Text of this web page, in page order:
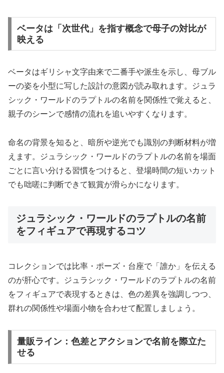
ベータは「次世代」を指す概念で母子の対比が
映える
ベータはギリシャ文字由来で二番手や派生を示し、母ブル
ーの姿を小型に写した設計の意図が読み取れます。ジュラ
シック・ワールドのラプトルの名前を関係性で覚えると、
親子のシーンで感情の流れを追いやすくなります。
命名の背景を知ると、暗所や逆光でも識別の判断材料が増
えます。ジュラシック・ワールドのラプトルの名前を場面
ごとに言い分ける習慣をつけると、登場時間の短いカット
でも咄嗟に判断できて観賞が滑らかになります。
ジュラシック・ワールドのラプトルの名前
をフィギュアで再現するコツ
コレクションでは比率・ポーズ・台座で「誰か」を伝える
のが肝心です。ジュラシック・ワールドのラプトルの名前
をフィギュアで表現するときは、色の差異を強調しつつ、
群れの関係性や場面小物を合わせて配置しましょう。
量販ライン：色差とアクションで名前を際立た
せる